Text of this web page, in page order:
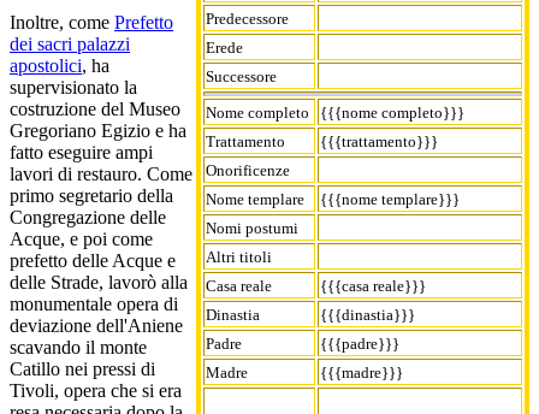
Predecessore
Erede
Successore
Nome completo
{{{nome completo}}}
Trattamento
{{{trattamento}}}
Onorificenze
Nome templare
{{{nome templare}}}
Nomi postumi
Altri titoli
Casa reale
{{{casa reale}}}
Dinastia
{{{dinastia}}}
Padre
{{{padre}}}
Madre
{{{madre}}}
Inoltre, come Prefetto
dei sacri palazzi
apostolici, ha
supervisionato la
costruzione del Museo
Gregoriano Egizio e ha
fatto eseguire ampi
lavori di restauro. Come
primo segretario della
Congregazione delle
Acque, e poi come
prefetto delle Acque e
delle Strade, lavorò alla
monumentale opera di
deviazione dell'Aniene
scavando il monte
Catillo nei pressi di
Tivoli, opera che si era